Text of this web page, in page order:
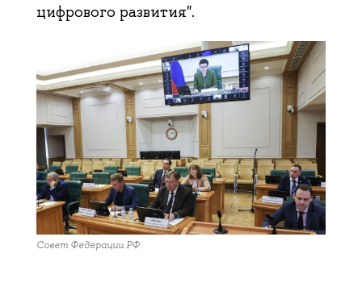
цифрового развития".
Совет Федерации РФ